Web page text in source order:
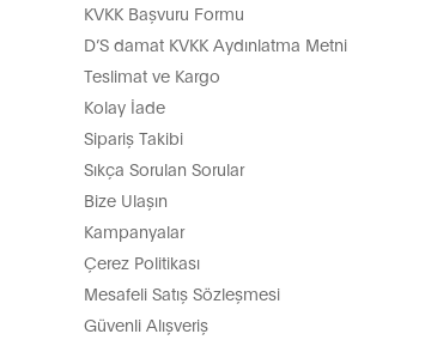
KVKK Başvuru Formu
D’S damat KVKK Aydınlatma Metni
Teslimat ve Kargo
Kolay İade
Sipariş Takibi
Sıkça Sorulan Sorular
Bize Ulaşın
Kampanyalar
Çerez Politikası
Mesafeli Satış Sözleşmesi
Güvenli Alışveriş